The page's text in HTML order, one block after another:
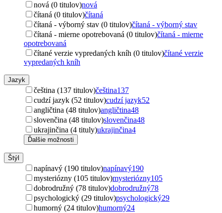
nová (0 titulov)nová
čítaná (0 titulov)čítaná
čítaná - výborný stav (0 titulov)čítaná - výborný stav
čítaná - mierne opotrebovaná (0 titulov)čítaná - mierne
opotrebovaná
čítané verzie vypredaných kníh (0 titulov)čítané verzie
vypredaných kníh
Jazyk
čeština (137 titulov)čeština137
cudzí jazyk (52 titulov)cudzí jazyk52
angličtina (48 titulov)angličtina48
slovenčina (48 titulov)slovenčina48
ukrajinčina (4 tituly)ukrajinčina4
Ďalšie možnosti
Štýl
napínavý (190 titulov)napínavý190
mysteriózny (105 titulov)mysteriózny105
dobrodružný (78 titulov)dobrodružný78
psychologický (29 titulov)psychologický29
humorný (24 titulov)humorný24